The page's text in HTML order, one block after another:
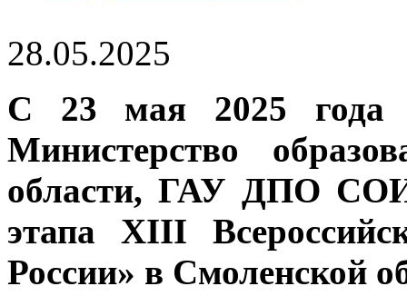
28.05.2025
С 23 мая 2025 года
Министерство
области, ГАУ ДПО
этапа XIII
России» в Смоленской